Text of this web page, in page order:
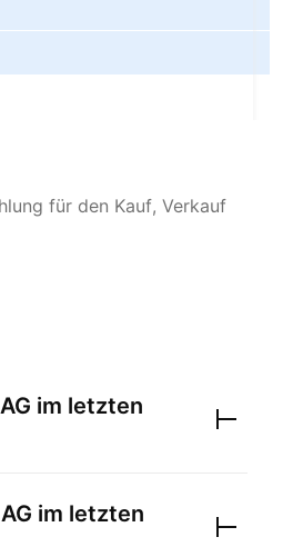
für den Kauf, Verkauf
im letzten
im letzten